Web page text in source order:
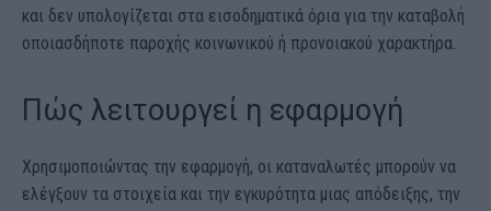
και δεν υπολογίζεται στα εισοδηματικά όρια για την καταβολή
οποιασδήποτε παροχής κοινωνικού ή προνοιακού χαρακτήρα.
Πώς λειτουργεί η εφαρμογή
Χρησιμοποιώντας την εφαρμογή, οι καταναλωτές μπορούν να
ελέγξουν τα στοιχεία και την εγκυρότητα μιας απόδειξης, την